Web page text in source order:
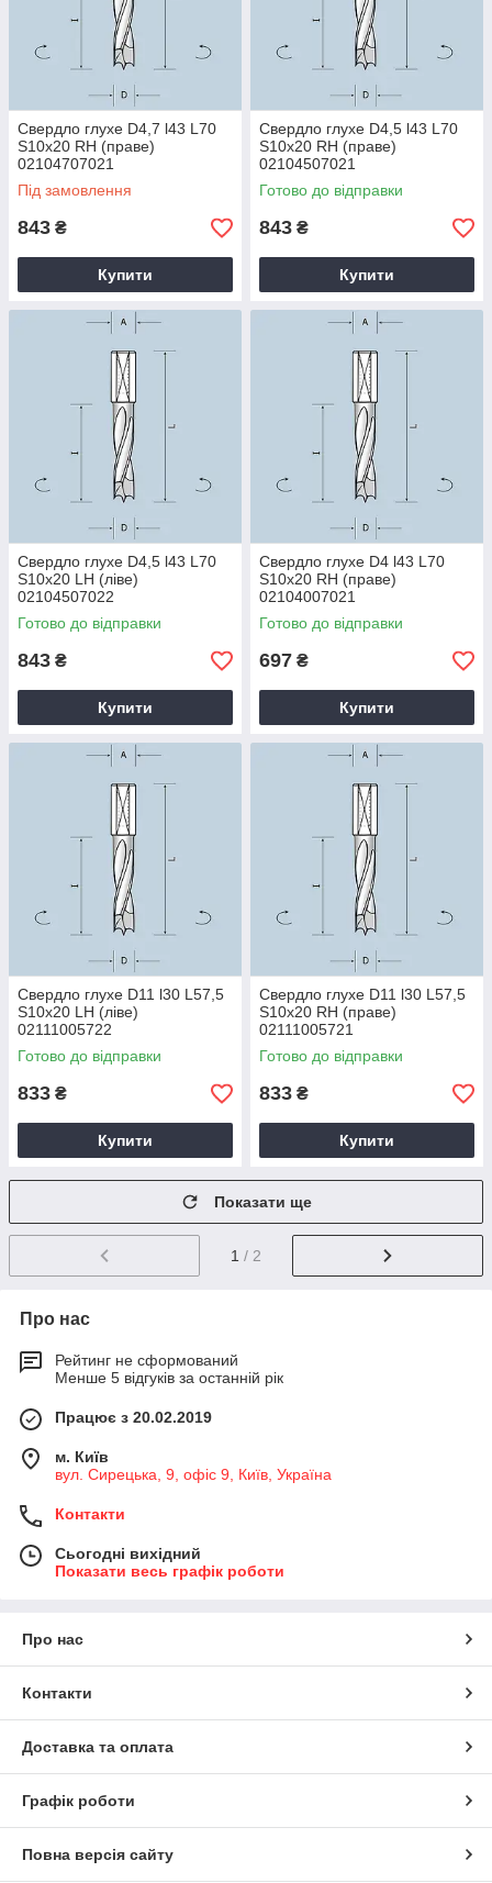
Свердло глухе D4,7 l43 L70
S10x20 RH (праве)
02104707021
Під замовлення
843 ₴
Купити
Свердло глухе D4,5 l43 L70
S10x20 RH (праве)
02104507021
Готово до відправки
843 ₴
Купити
Свердло глухе D4,5 l43 L70
S10x20 LH (ліве)
02104507022
Готово до відправки
843 ₴
Купити
Свердло глухе D4 l43 L70
S10x20 RH (праве)
02104007021
Готово до відправки
697 ₴
Купити
Свердло глухе D11 l30 L57,5
S10x20 LH (ліве)
02111005722
Готово до відправки
833 ₴
Купити
Свердло глухе D11 l30 L57,5
S10x20 RH (праве)
02111005721
Готово до відправки
833 ₴
Купити
Показати ще
1 / 2
Про нас
Рейтинг не сформований
Менше 5 відгуків за останній рік
Працює з 20.02.2019
м. Київ
вул. Сирецька, 9, офіс 9, Київ, Україна
Контакти
Сьогодні вихідний
Показати весь графік роботи
Про нас
Контакти
Доставка та оплата
Графік роботи
Повна версія сайту